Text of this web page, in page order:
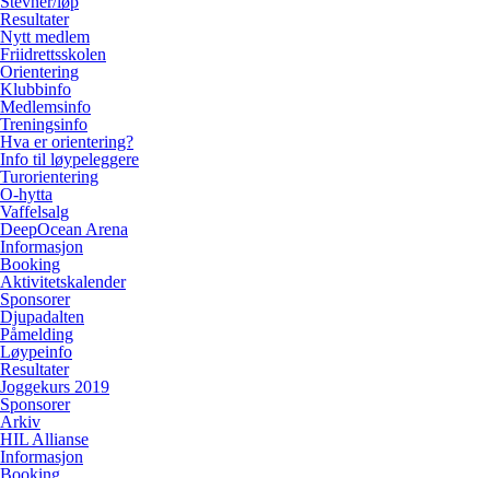
Resultater
Nytt medlem
Friidrettsskolen
Orientering
Klubbinfo
Medlemsinfo
Treningsinfo
Hva er orientering?
Info til løypeleggere
Turorientering
O-hytta
Vaffelsalg
DeepOcean Arena
Informasjon
Booking
Aktivitetskalender
Sponsorer
Djupadalten
Påmelding
Løypeinfo
Resultater
Joggekurs 2019
Sponsorer
Arkiv
HIL Allianse
Informasjon
Booking